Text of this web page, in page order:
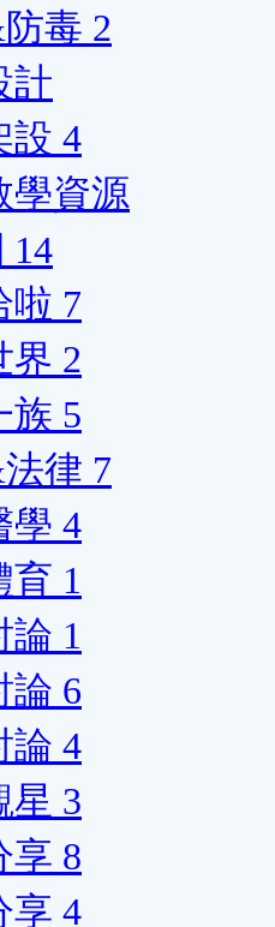
毒 2
計
設 4
學資源
14
啦 7
界 2
族 5
律 7
學 4
育 1
論 1
論 6
論 4
星 3
享 8
享 4